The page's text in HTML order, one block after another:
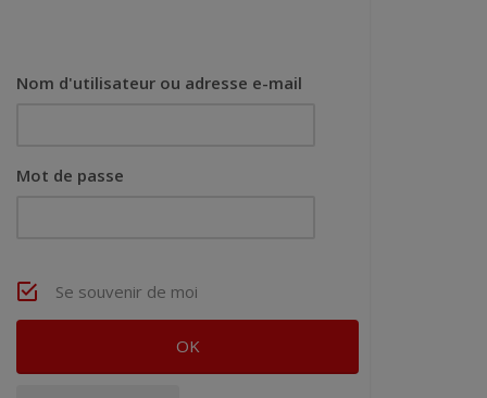
Nom d'utilisateur ou adresse e-mail
Mot de passe
Se souvenir de moi